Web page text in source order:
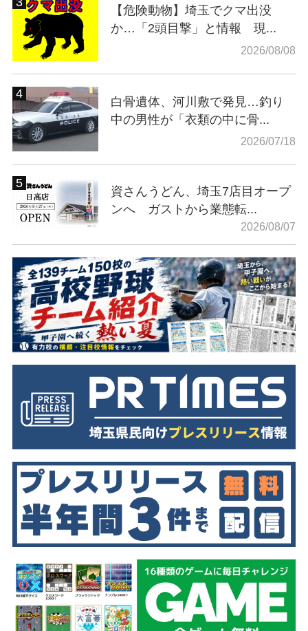
【危険動物】埼玉でクマ出没
か…「2頭目撃」と情報 現...
2026/08/08
白骨遺体、河川敷で発見…釣り
中の男性が「衣類の中に骨...
2026/07/18
資さんうどん、埼玉7店目オープ
ンへ ガストから業態転...
2026/08/07